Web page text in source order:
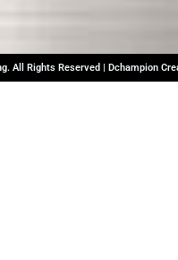
All Rights Reserved | Dchampion